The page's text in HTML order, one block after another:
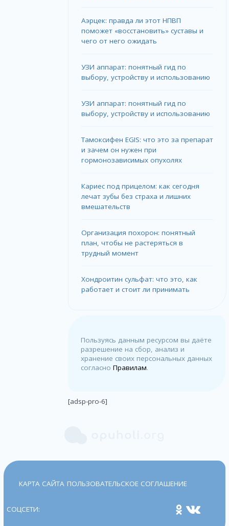
Аэрцек: правда ли этот НПВП
поможет «восстановить» суставы и
чего от него ожидать
УЗИ аппарат: понятный гид по
выбору, устройству и использованию
УЗИ аппарат: понятный гид по
выбору, устройству и использованию
Тамоксифен EGIS: что это за препарат
и зачем он нужен при
гормонозависимых опухолях
Кариес под прицелом: как сегодня
лечат зубы без страха и лишних
вмешательств
Организация похорон: понятный
план, чтобы не растеряться в
трудный момент
Хондроитин сульфат: что это, как
работает и стоит ли принимать
Пользуясь данным ресурсом вы даёте
разрешение на сбор, анализ и
хранение своих персональных данных
согласноПравилам.
[adsp-pro-6]
КАРТА САЙТА ПОЛЬЗОВАТЕЛЬСКОЕ СОГЛАШЕНИЕ
СОЦСЕТИ: